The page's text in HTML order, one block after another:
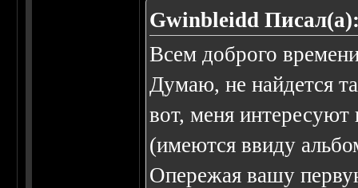
Gwinbleidd
Всем доброго
Думаю, не найдется
вот, меня
(имеются ввиду
Опережая вашу